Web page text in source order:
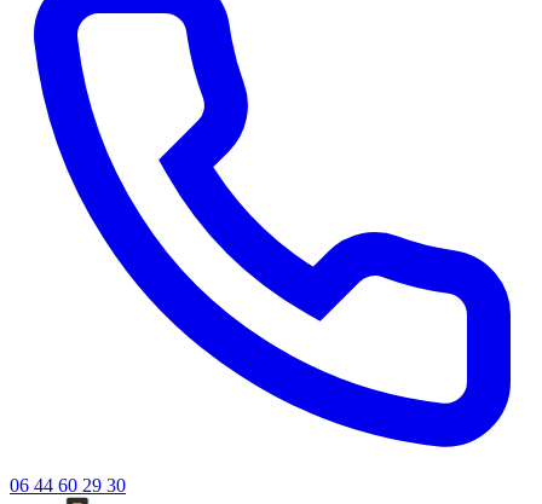
06 44 60 29 30